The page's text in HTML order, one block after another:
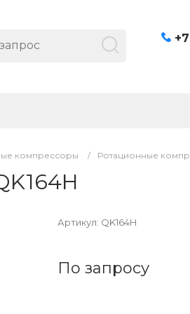
компрессоры / Ротационные
Артикул: QK164H
По запросу